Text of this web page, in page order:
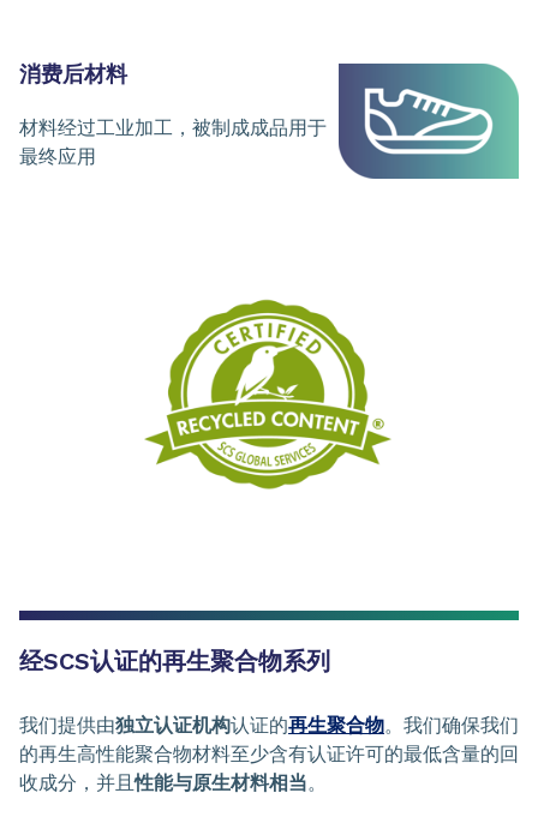
消费后材料
材料经过工业加工，被制成成品用于
最终应用
经SCS认证的再生聚合物系列
我们提供由独立认证机构认证的再生聚合物。我们确保我们
的再生高性能聚合物材料至少含有认证许可的最低含量的回
收成分，并且性能与原生材料相当。